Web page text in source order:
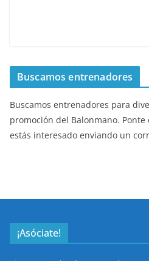
Buscamos entrenadores
Buscamos entrenadores para
promoción del Balonmano.
estás interesado enviando un
¡Asóciate!